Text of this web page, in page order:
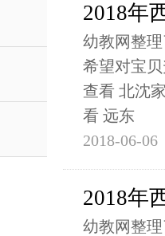
2018年
幼教网整
希望对宝
查看 北沈
看 远东
2018-06-06
2018年
幼教网整